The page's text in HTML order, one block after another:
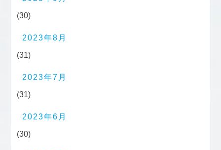
(30)
2023年8月
(31)
2023年7月
(31)
2023年6月
(30)